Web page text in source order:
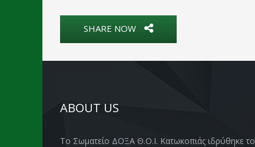
SHARE NOW
ABOUT US
Το Σωματείο ΔΟΞΑ Θ.Ο.Ι. Κατωκοπιάς ιδρύθηκε το